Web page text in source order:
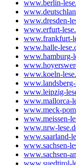
www.berlin-
www.dresden-
www.erfurt-
www.frankfurt-
www.halle-
www.hamburg-
www.koeln-
www.landsberg-
www.leipzig-
www.mallorca-
www.meck-
www.meissen-
www.nrw-
www.saarland-
www.sachsen-
www.sachsen-
www.suedtirol-